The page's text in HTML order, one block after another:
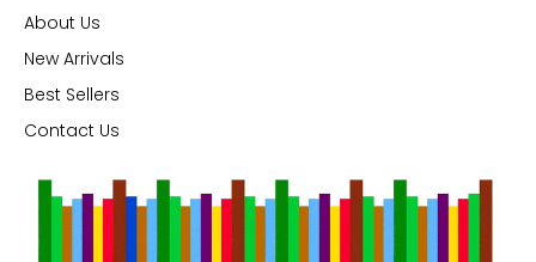
About Us
New Arrivals
Best Sellers
Contact Us